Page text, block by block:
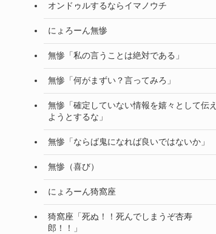
オンドゥルするならイマノウチ
にょろーん無惨
無惨「私の言うことは絶対である」
無惨「何がまずい？言ってみろ」
無惨「確定していない情報を嬉々として伝え
ようとするな」
無惨「ならば鬼になれば良いではないか」
無惨（喜び）
にょろーん猗窩座
猗窩座「死ぬ！！死んでしまうぞ杏寿
郎！！」